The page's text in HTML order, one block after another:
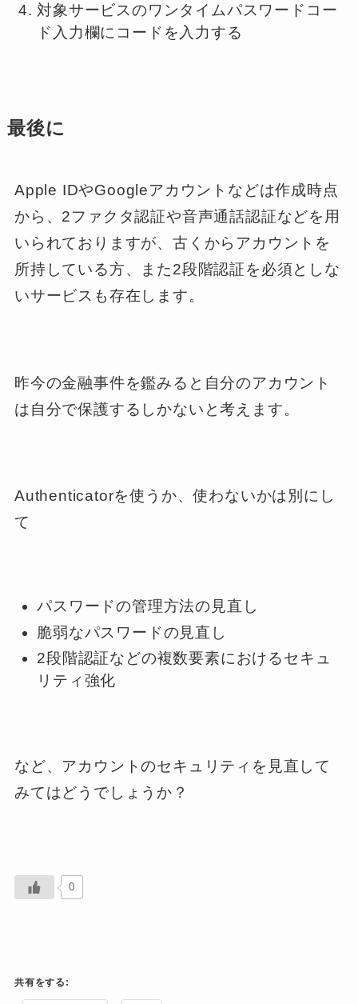
対象サービスのワンタイムパスワードコー
ド入力欄にコードを入力する
最後に
Apple IDやGoogleアカウントなどは作成時点
から、2ファクタ認証や音声通話認証などを用
いられておりますが、古くからアカウントを
所持している方、また2段階認証を必須としな
いサービスも存在します。
昨今の金融事件を鑑みると自分のアカウント
は自分で保護するしかないと考えます。
Authenticatorを使うか、使わないかは別にし
て
パスワードの管理方法の見直し
脆弱なパスワードの見直し
2段階認証などの複数要素におけるセキュ
リティ強化
など、アカウントのセキュリティを見直して
みてはどうでしょうか？
0
共有をする: